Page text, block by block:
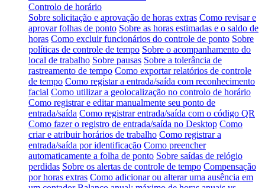
Controlo de horário
Sobre solicitação e aprovação de horas extras Como revisar e
aprovar folhas de ponto Sobre as horas estimadas e o saldo de
horas Como excluir funcionários do controle de ponto Sobre
políticas de controle de tempo Sobre o acompanhamento do
local de trabalho Sobre pausas Sobre a tolerância de
rastreamento de tempo Como exportar relatórios de controle
de tempo Como registar a entrada/saída com reconhecimento
facial Como utilizar a geolocalização no controlo de horário
Como registrar e editar manualmente seu ponto de
entrada/saída Como registrar entrada/saída com o código QR
Como fazer o registro de entrada/saída no Desktop Como
criar e atribuir horários de trabalho Como registrar a
entrada/saída por identificação Como preencher
automaticamente a folha de ponto Sobre saídas de relógio
perdidas Sobre os alertas de controle de tempo Compensação
por horas extras Como adicionar ou alterar uma ausência em